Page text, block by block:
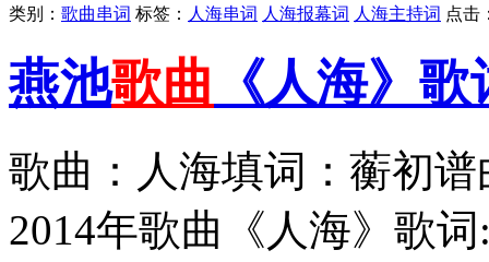
类别： 歌曲串词 标签： 人海串词 人海报幕词 人海主持词 点击
燕池歌曲 《人海》
歌曲：人海填词：蘅初
2014年歌曲《人海》歌